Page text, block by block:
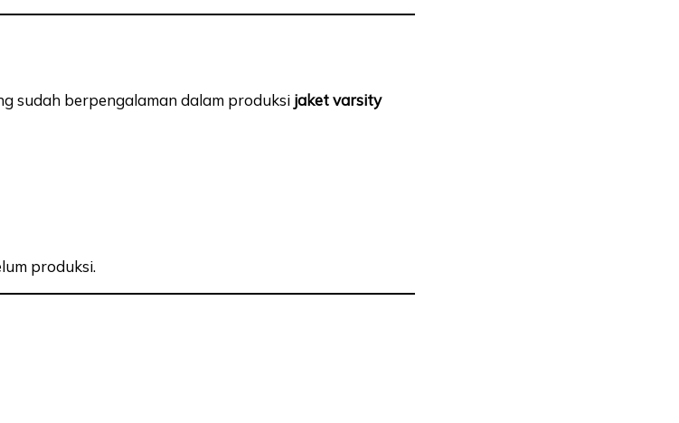
sudah berpengalaman dalam produksi jaket varsity
produksi.